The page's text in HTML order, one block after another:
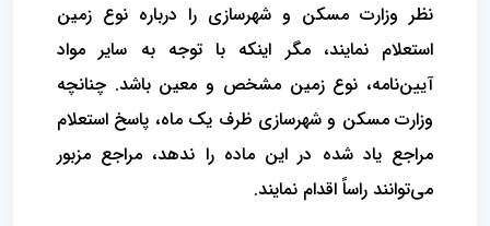
نظر وزارت مسکن و شهرسازی را درباره نوع زمین
استعلام نمایند، مگر اینکه با توجه به سایر مواد
آیین‌نامه، نوع زمین مشخص و معین باشد. چنانچه
وزارت مسکن و شهرسازی ظرف یک ماه، پاسخ استعلام
مراجع یاد شده در این ماده را ندهد، مراجع مزبور
می‌توانند راساً اقدام نمایند.